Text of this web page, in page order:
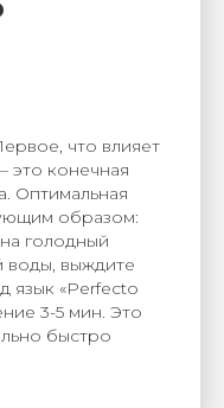
что влияет
это конечная
Оптимальная
образом:
голодный
воды, выждите
язык «Perfecto
3-5 мин. Это
быстро